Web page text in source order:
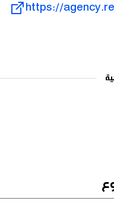
https://